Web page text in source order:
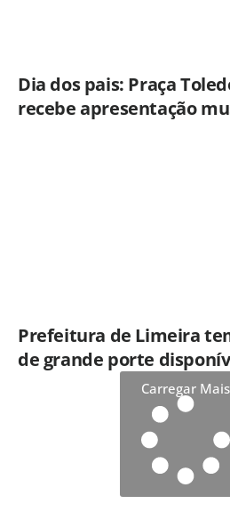
Dia dos pais: Praça
recebe apresentação
Prefeitura de Limeira
de grande porte
adoção no HortoCarregar Mais